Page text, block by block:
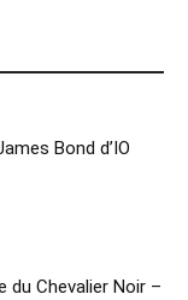
Bond d’IO
du Chevalier Noir –